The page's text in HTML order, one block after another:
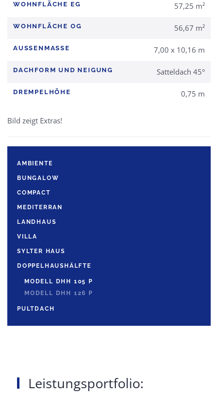
WOHNFLÄCHE EG 57,25 m²
WOHNFLÄCHE OG 56,67 m²
AUSSENMASSE 7,00 x 10,16 m
DACHFORM UND NEIGUNG Satteldach 45°
DREMPELHÖHE 0,75 m
Bild zeigt Extras!
AMBIENTE
BUNGALOW
COMPACT
MEDITERRAN
LANDHAUS
VILLA
SYLTER HAUS
DOPPELHAUSHÄLFTE
MODELL DHH 105 P
MODELL DHH 126 P
PULTDACH
Leistungsportfolio: